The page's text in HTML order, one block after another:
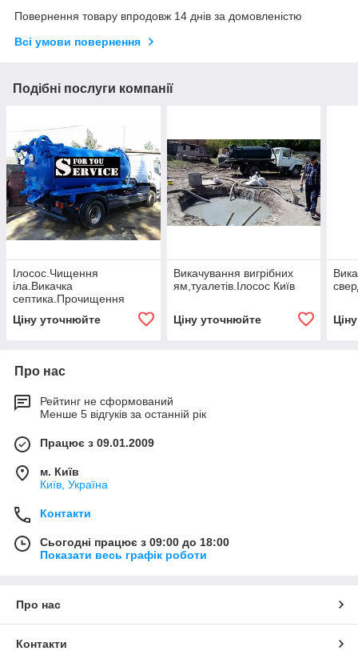
Повернення товару впродовж 14 днів за домовленістю
Всі умови повернення
Подібні послуги компанії
Ілосос.Чищення
іла.Викачка
септика.Прочищення
Ціну уточнюйте
Викачування вигрібних
ям,туалетів.Ілосос Київ
Ціну уточнюйте
Про нас
Рейтинг не сформований
Менше 5 відгуків за останній рік
Працює з 09.01.2009
м. Київ
Київ, Україна
Контакти
Сьогодні працює з 09:00 до 18:00
Показати весь графік роботи
Про нас
Контакти